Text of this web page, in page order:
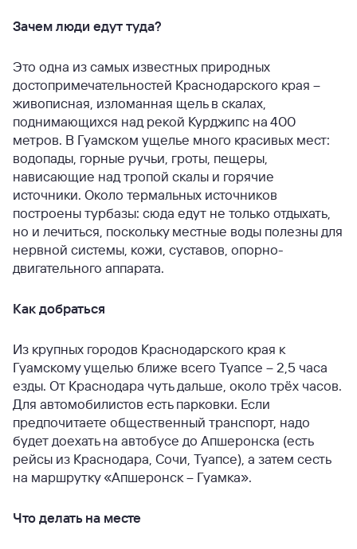
Зачем люди едут туда?
Это одна из самых известных природных
достопримечательностей Краснодарского края –
живописная, изломанная щель в скалах,
поднимающихся над рекой Курджипс на 400
метров. В Гуамском ущелье много красивых мест:
водопады, горные ручьи, гроты, пещеры,
нависающие над тропой скалы и горячие
источники. Около термальных источников
построены турбазы: сюда едут не только отдыхать,
но и лечиться, поскольку местные воды полезны для
нервной системы, кожи, суставов, опорно-
двигательного аппарата.
Как добраться
Из крупных городов Краснодарского края к
Гуамскому ущелью ближе всего Туапсе – 2,5 часа
езды. От Краснодара чуть дальше, около трёх часов.
Для автомобилистов есть парковки. Если
предпочитаете общественный транспорт, надо
будет доехать на автобусе до Апшеронска (есть
рейсы из Краснодара, Сочи, Туапсе), а затем сесть
на маршрутку «Апшеронск – Гуамка».
Что делать на месте